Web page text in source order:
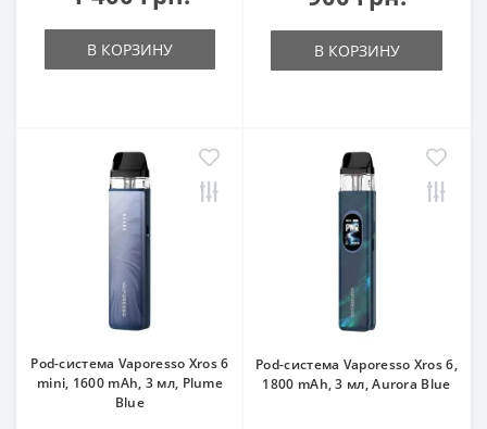
В КОРЗИНУ В КОРЗИНУ
Pod-система Vaporesso Xros 6
mini, 1600 mAh, 3 мл, Plume
Blue
Pod-система Vaporesso Xros 6,
1800 mAh, 3 мл, Aurora Blue